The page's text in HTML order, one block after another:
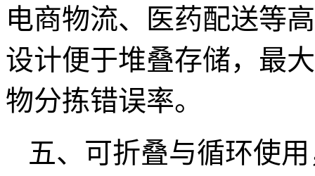
电商物流、医药配送等
设计便于堆叠存储，最
物分拣错误率。
五、可折叠与循环使